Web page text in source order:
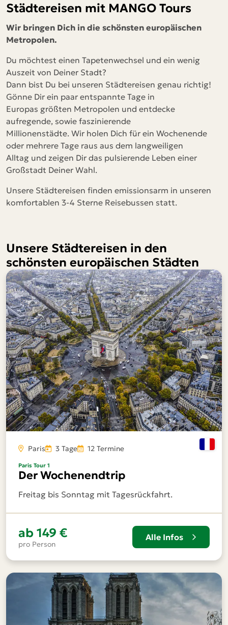
Städtereisen mit MANGO Tours
Wir bringen Dich in die schönsten europäischen
Metropolen.
Du möchtest einen Tapetenwechsel und ein wenig
Auszeit von Deiner Stadt?
Dann bist Du bei unseren Städtereisen genau richtig!
Gönne Dir ein paar entspannte Tage in
Europas größten Metropolen und entdecke
aufregende, sowie faszinierende
Millionenstädte. Wir holen Dich für ein Wochenende
oder mehrere Tage raus aus dem langweiligen
Alltag und zeigen Dir das pulsierende Leben einer
Großstadt Deiner Wahl.
Unsere Städtereisen finden emissionsarm in unseren
komfortablen 3-4 Sterne Reisebussen statt.
Unsere Städtereisen in den
schönsten europäischen Städten
Paris 3 Tage 12 Termine
Paris Tour 1
Der Wochenendtrip
Freitag bis Sonntag mit Tagesrückfahrt.
ab 149 €
pro Person
Alle Infos